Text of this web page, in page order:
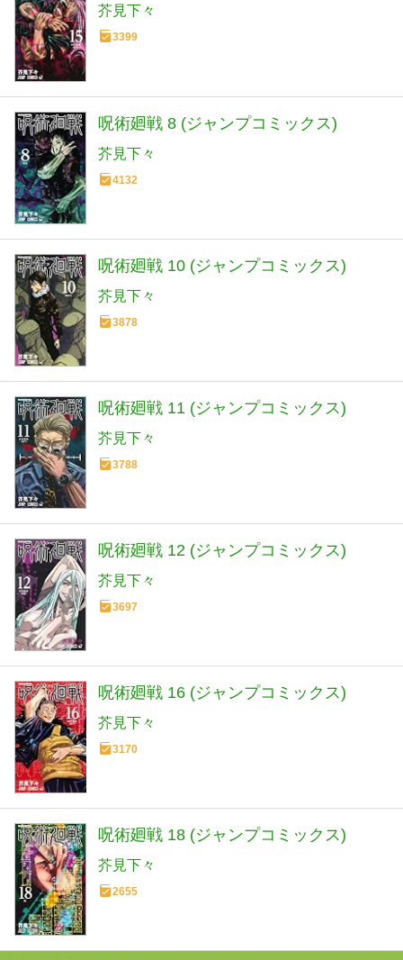
芥見下々
3399
呪術廻戦 8 (ジャンプコミックス)
芥見下々
4132
呪術廻戦 10 (ジャンプコミックス)
芥見下々
3878
呪術廻戦 11 (ジャンプコミックス)
芥見下々
3788
呪術廻戦 12 (ジャンプコミックス)
芥見下々
3697
呪術廻戦 16 (ジャンプコミックス)
芥見下々
3170
呪術廻戦 18 (ジャンプコミックス)
芥見下々
2655